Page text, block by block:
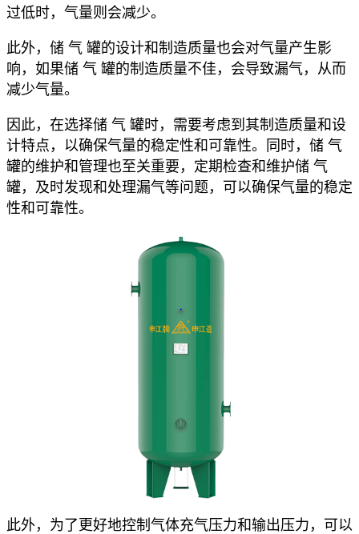
过低时，气量则会减少。
此外，储 气 罐的设计和制造质量也会对气量产生影
响，如果储 气 罐的制造质量不佳，会导致漏气，从而
减少气量。
因此，在选择储 气 罐时，需要考虑到其制造质量和设
计特点，以确保气量的稳定性和可靠性。同时，储 气
罐的维护和管理也至关重要，定期检查和维护储 气
罐，及时发现和处理漏气等问题，可以确保气量的稳定
性和可靠性。
此外，为了更好地控制气体充气压力和输出压力，可以